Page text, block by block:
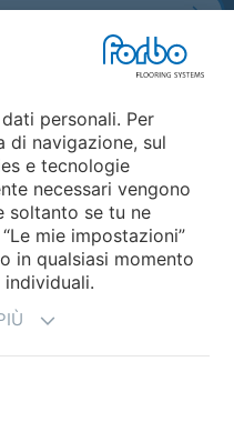
personali. Per
di navigazione, sul
e tecnologie
necessari vengono
soltanto se tu ne
mie impostazioni”
in qualsiasi momento